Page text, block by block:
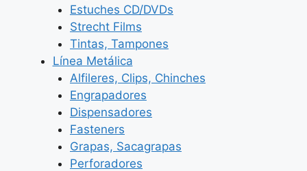
Estuches CD/DVDs
Strecht Films
Tintas, Tampones
Línea Metálica
Alfileres, Clips, Chinches
Engrapadores
Dispensadores
Fasteners
Grapas, Sacagrapas
Perforadores